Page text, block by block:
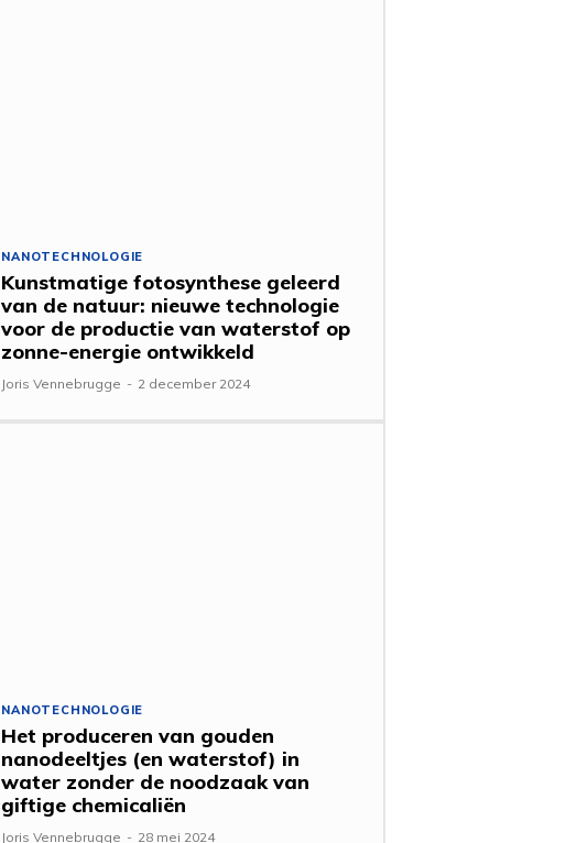
NANOTECHNOLOGIE
Kunstmatige fotosynthese geleerd
van de natuur: nieuwe technologie
voor de productie van waterstof op
zonne-energie ontwikkeld
Joris Vennebrugge - 2 december 2024
NANOTECHNOLOGIE
Het produceren van gouden
nanodeeltjes (en waterstof) in
water zonder de noodzaak van
giftige chemicaliën
Joris Vennebrugge - 28 mei 2024